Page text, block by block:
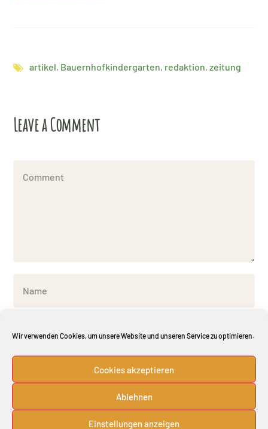
Wir verwenden Cookies, um unsere Website und unseren Service zu optimieren.
Cookies akzeptieren
Ablehnen
Einstellungen anzeigen
artikel, Bauernhofkindergarten, redaktion,zeitung
Leave a Comment
Meinen Namen, meine E-Mail-Adresse und meine
Website in diesem Browser für die nächste